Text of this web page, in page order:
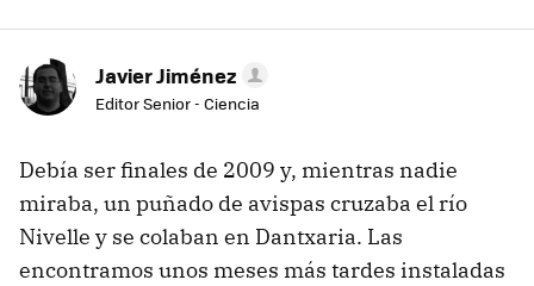
Javier Jiménez
Editor Senior - Ciencia
Debía ser finales de 2009 y, mientras nadie
miraba, un puñado de avispas cruzaba el río
Nivelle y se colaban en Dantxaria. Las
encontramos unos meses más tardes instaladas